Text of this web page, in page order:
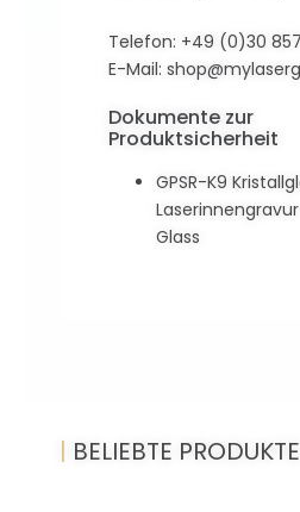
Telefon: +49 (0)30
E-Mail:
Dokumente zur
Produktsicherheit
GPSR-K9
Glass
| BELIEBTE PRODUKTE